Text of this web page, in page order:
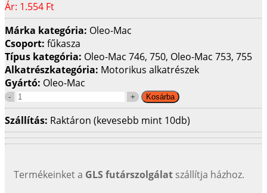
Ár: 1.554 Ft
Márka kategória: Oleo-Mac
Csoport: fűkasza
Típus kategória: Oleo-Mac 746, 750, Oleo-Mac 753, 755
Alkatrészkategória: Motorikus alkatrészek
Gyártó: Oleo-Mac
Szállítás: Raktáron (kevesebb mint 10db)
Termékeinket a GLS futárszolgálat szállítja házhoz.